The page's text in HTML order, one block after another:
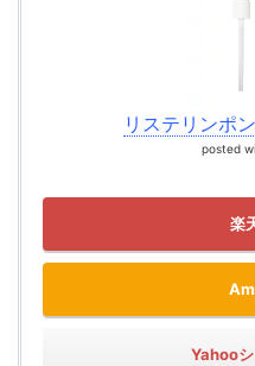
リステリンポ
posted
楽
Yahoo